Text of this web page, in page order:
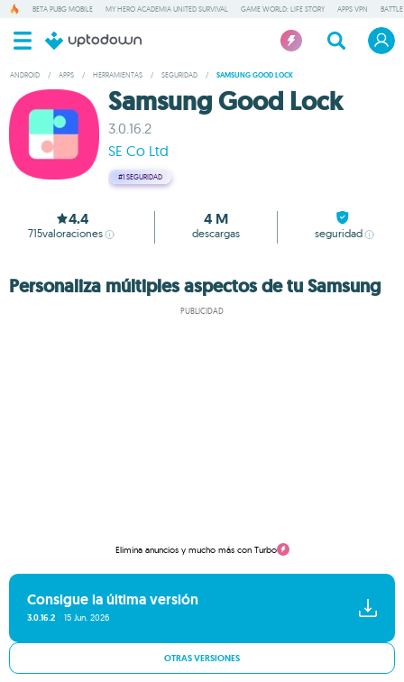
BETA PUBG MOBILE MY HERO ACADEMIA UNITED SURVIVAL GAME WORLD: LIFE STORY APPS VPN
ANDROID / APPS / HERRAMIENTAS / SEGURIDAD / SAMSUNG GOOD LOCK
Samsung Good Lock
3.0.16.2
SE Co Ltd
#1 SEGURIDAD
4.4
715valoraciones
4 M
descargas seguridad
Personaliza múltiples aspectos de tu Samsung
PUBLICIDAD
Elimina anuncios y mucho más con Turbo
Consigue la última versión
3.0.16.2 15 Jun. 2026
OTRAS VERSIONES